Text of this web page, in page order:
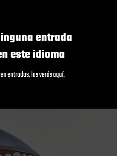
entrada
este idioma
entradas, las verás aquí.